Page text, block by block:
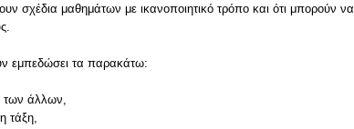
σχέδια μαθημάτων με ικανοποιητικό τρόπο και ότι μπορούν να
εμπεδώσει τα παρακάτω:
των άλλων,
τάξη,